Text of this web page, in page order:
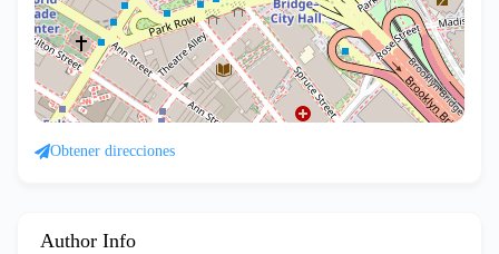
Obtener direcciones
Author Info